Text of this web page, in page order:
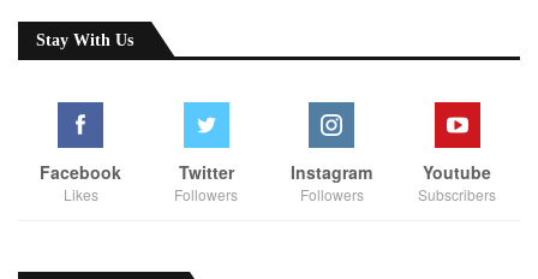
Stay With Us
Facebook
Likes
Twitter
Followers
Instagram
Followers
Youtube
Subscribers